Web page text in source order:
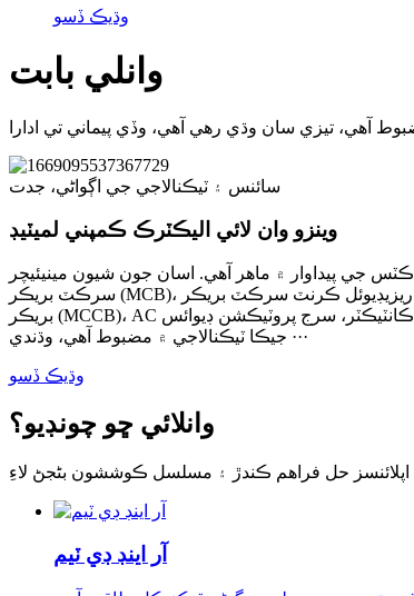
وڌيڪ ڏسو
وانلي بابت
سائنس ۽ ٽيڪنالاجي جي اڳواڻي، جدت
وينزو وان لائي اليڪٽرڪ ڪمپني لميٽيڊ
پراڊڪٽس جي پيداوار ۾ ماهر آهي. اسان جون شيون مينيئيچر
سرڪٽ بريڪر (MCB)، ريزيڊيوئل ڪرنٽ سرڪٽ بريڪر (RCD/RCCB)، اوور ڪرنٽ پروٽيڪشن سان ريزيڊيوئل ڪرنٽ سرڪٽ بريڪر (RCBO)، سوئچ-ڊسڪنيڪٽر، ڊسٽريبيوشن باڪس، مولڊڊ ڪيس سرڪٽ
بريڪر (MCCB)، AC ڪانٽيڪٽر، سرج پروٽيڪشن ڊيوائس (SPD)، آرڪ فالٽ ڊيٽيڪشن ڊيوائس (AFDD)، سمارٽ MCB، سمارٽ RCBO وغيره کي ڍڪينديون آهن. اسان جي ڪمپني WANLAI اها صنعت آهي
جيڪا ٽيڪنالاجي ۾ مضبوط آهي، وڌندي ···
وڌيڪ ڏسو
وانلائي ڇو چونڊيو؟
آر اينڊ ڊي ٽيم